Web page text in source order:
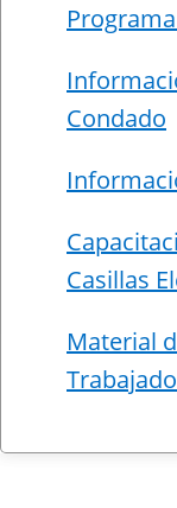
Condado
Casillas
Material